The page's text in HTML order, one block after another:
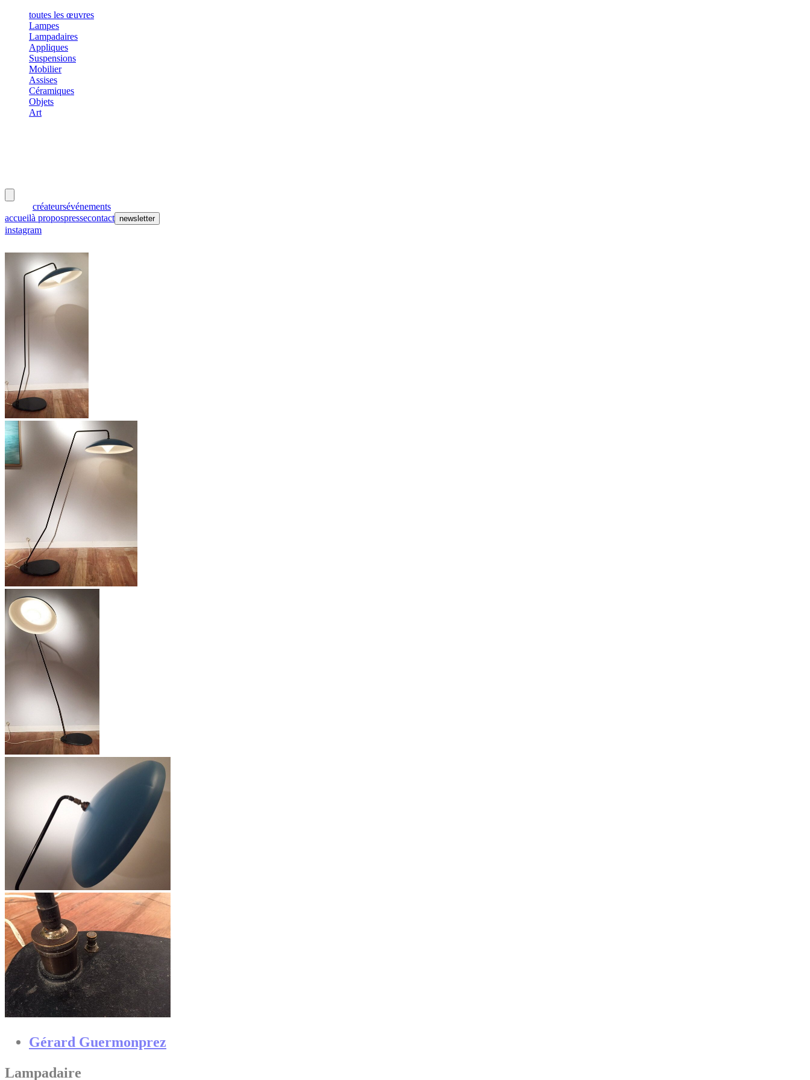
toutes les œuvres
Lampes
Lampadaires
Appliques
Suspensions
Mobilier
Assises
Céramiques
Objets
Art
créateursévénements
accueilà propospressecontact newsletter
instagram
Gérard Guermonprez
Lampadaire